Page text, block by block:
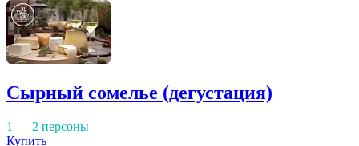
Сырный сомелье (дегустация)
1 — 2 персоны
Купить